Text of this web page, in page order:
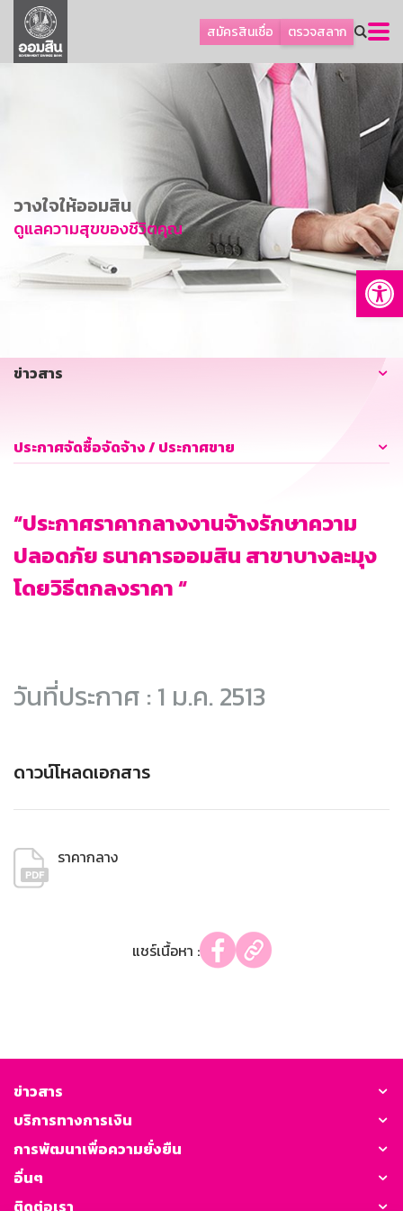
สมัครสินเชื่อ ตรวจสลาก
ลูกค้าธุรกิจ
ลูกค้าผู้ประกอบรายย่อย
การพัฒนาที่ยั่งยืน
ข่าวสาร
บริการทางการเงิน
อื่นๆ
วางใจให้ออมสิน
ดูแลความสุขของชีวิตคุณ
ข่าวสาร
ประกาศจัดซื้อจัดจ้าง / ประกาศขาย
“ประกาศราคากลางงานจ้างรักษาความ
ปลอดภัย ธนาคารออมสิน สาขาบางละมุง
โดยวิธีตกลงราคา “
วันที่ประกาศ : 1 ม.ค. 2513
ดาวน์โหลดเอกสาร
ราคากลาง
แชร์เนื้อหา :
ข่าวสาร
บริการทางการเงิน
การพัฒนาเพื่อความยั่งยืน
อื่นๆ